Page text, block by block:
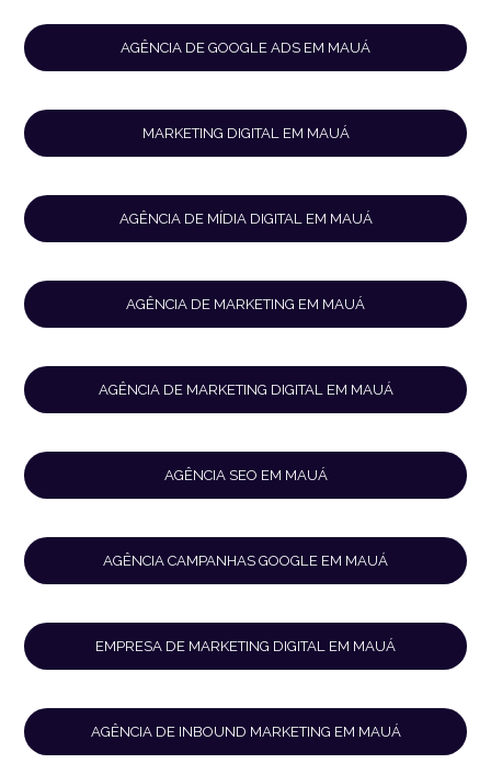
AGÊNCIA DE GOOGLE ADS EM MAUÁ
MARKETING DIGITAL EM MAUÁ
AGÊNCIA DE MÍDIA DIGITAL EM MAUÁ
AGÊNCIA DE MARKETING EM MAUÁ
AGÊNCIA DE MARKETING DIGITAL EM MAUÁ
AGÊNCIA SEO EM MAUÁ
AGÊNCIA CAMPANHAS GOOGLE EM MAUÁ
EMPRESA DE MARKETING DIGITAL EM MAUÁ
AGÊNCIA DE INBOUND MARKETING EM MAUÁ